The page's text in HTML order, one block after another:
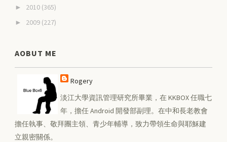
► 2010 (365)
► 2009 (227)
AOBUT ME
Rogery
淡江大學資訊管理研究所畢業，在 KKBOX 任職七
年，擔任 Android 開發部副理。在中和長老教會
擔任執事、敬拜團主領、青少年輔導，致力帶領生命與耶穌建
立親密關係。